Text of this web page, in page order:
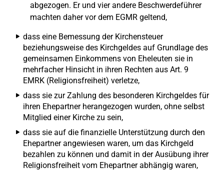
abgezogen. Er und vier andere Beschwerdeführer
machten daher vor dem EGMR geltend,
dass eine Bemessung der Kirchensteuer
beziehungsweise des Kirchgeldes auf Grundlage des
gemeinsamen Einkommens von Eheleuten sie in
mehrfacher Hinsicht in ihren Rechten aus Art. 9
EMRK (Religionsfreiheit) verletze,
dass sie zur Zahlung des besonderen Kirchgeldes für
ihren Ehepartner herangezogen wurden, ohne selbst
Mitglied einer Kirche zu sein,
dass sie auf die finanzielle Unterstützung durch den
Ehepartner angewiesen waren, um das Kirchgeld
bezahlen zu können und damit in der Ausübung ihrer
Religionsfreiheit vom Ehepartner abhängig waren,